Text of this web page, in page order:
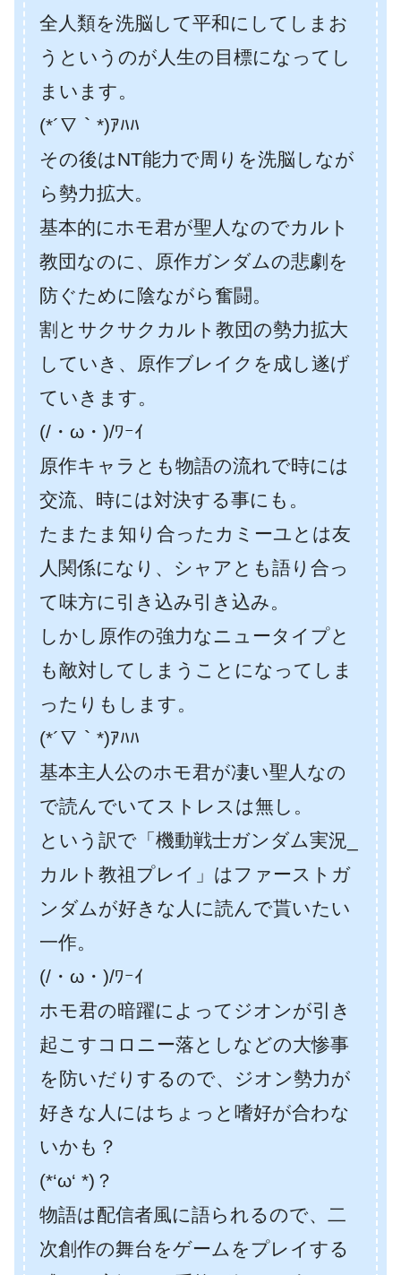
全人類を洗脳して平和にしてしまお
うというのが人生の目標になってし
まいます。
(*´∇｀*)ｱﾊﾊ
その後はNT能力で周りを洗脳しなが
ら勢力拡大。
基本的にホモ君が聖人なのでカルト
教団なのに、原作ガンダムの悲劇を
防ぐために陰ながら奮闘。
割とサクサクカルト教団の勢力拡大
していき、原作ブレイクを成し遂げ
ていきます。
(/・ω・)/ﾜｰｲ
原作キャラとも物語の流れで時には
交流、時には対決する事にも。
たまたま知り合ったカミーユとは友
人関係になり、シャアとも語り合っ
て味方に引き込み引き込み。
しかし原作の強力なニュータイプと
も敵対してしまうことになってしま
ったりもします。
(*´∇｀*)ｱﾊﾊ
基本主人公のホモ君が凄い聖人なの
で読んでいてストレスは無し。
という訳で「機動戦士ガンダム実況_
カルト教祖プレイ」はファーストガ
ンダムが好きな人に読んで貰いたい
一作。
(/・ω・)/ﾜｰｲ
ホモ君の暗躍によってジオンが引き
起こすコロニー落としなどの大惨事
を防いだりするので、ジオン勢力が
好きな人にはちょっと嗜好が合わな
いかも？
(*‘ω‘ *)？
物語は配信者風に語られるので、二
次創作の舞台をゲームをプレイする